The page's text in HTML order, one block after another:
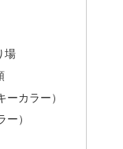
場
カラー）
）